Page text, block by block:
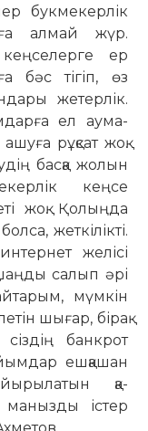
бук­мекерлік
алмай жүр.
кеңселерге ер
бәс тігіп, өз
жетерлік.
ел аума­
рұқсат жоқ.
басқа жолын
кеңсе
жоқ. Қолыңда
жеткілікті.
желісі
салып әрі
мүмкін
шығар, бірақ
банкрот
ешқашан
қа­
іс­тер